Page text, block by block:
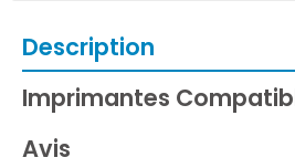
Description
Imprimantes
Avis